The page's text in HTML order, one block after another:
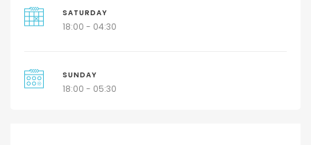
SATURDAY
18:00 - 04:30
SUNDAY
18:00 - 05:30